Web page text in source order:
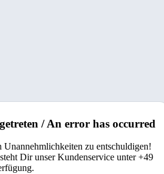
/ An error has occurred
Unannehmlichkeiten zu entschuldigen!
Dir unser Kundenservice unter +49